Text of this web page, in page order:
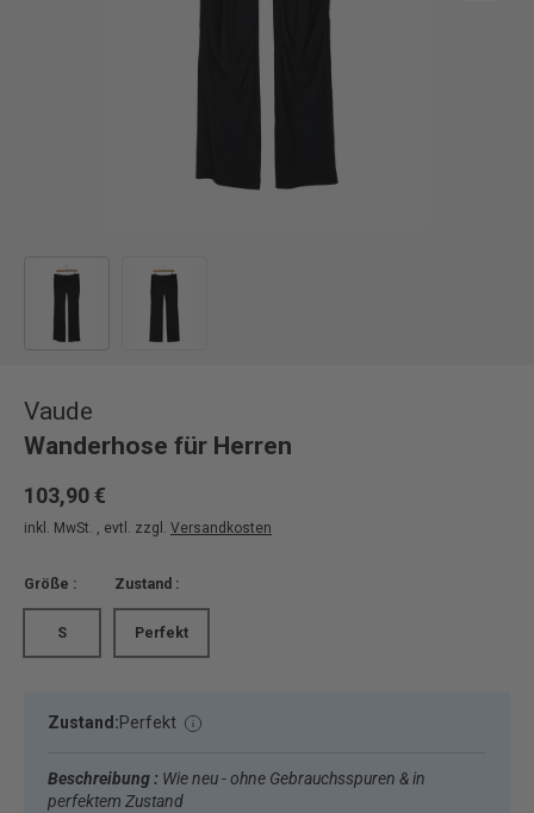
Vaude
Wanderhose für Herren
103,90 €
inkl. MwSt. , evtl. zzgl. Versandkosten
Größe :
S
Zustand :
Perfekt
Zustand:Perfekt
Beschreibung : Wie neu - ohne Gebrauchsspuren & in
perfektem Zustand